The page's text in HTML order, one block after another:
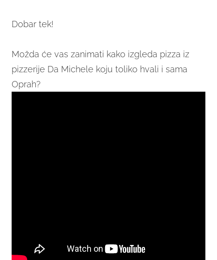
Dobar tek!
Možda će vas zanimati kako izgleda pizza iz
pizzerije Da Michele koju toliko hvali i sama
Oprah?